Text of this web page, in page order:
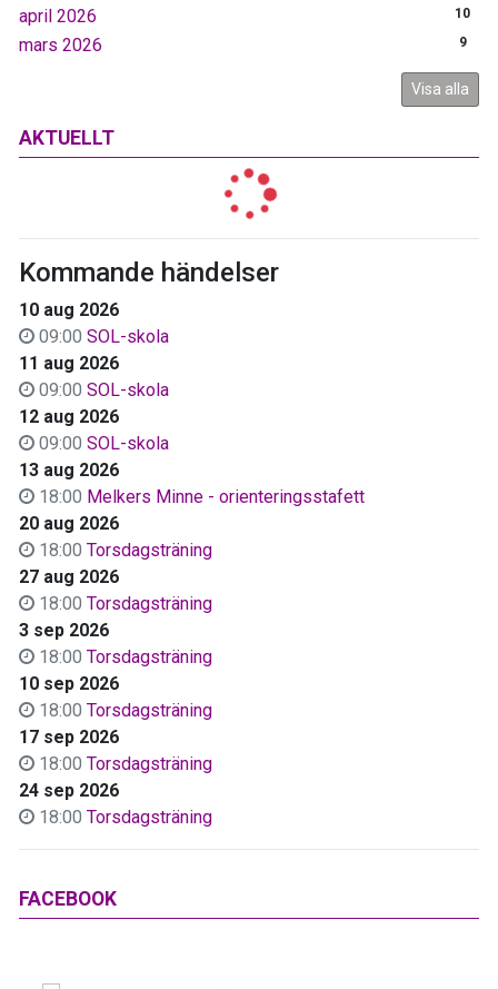
april 2026 10
mars 2026 9
Visa alla
AKTUELLT
Kommande händelser
10 aug 2026
09:00 SOL-skola
11 aug 2026
09:00 SOL-skola
12 aug 2026
09:00 SOL-skola
13 aug 2026
18:00 Melkers Minne - orienteringsstafett
20 aug 2026
18:00 Torsdagsträning
27 aug 2026
18:00 Torsdagsträning
3 sep 2026
18:00 Torsdagsträning
10 sep 2026
18:00 Torsdagsträning
17 sep 2026
18:00 Torsdagsträning
24 sep 2026
18:00 Torsdagsträning
FACEBOOK